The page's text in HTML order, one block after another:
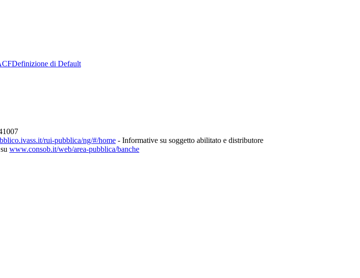
Definizione di Default
rui-pubblica/ng/#/home - Informative su soggetto abilitato e distributore
www.consob.it/web/area-pubblica/banche